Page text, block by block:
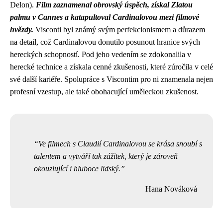
Delon). Film zaznamenal obrovský úspěch, získal Zlatou
palmu v Cannes a katapultoval Cardinalovou mezi filmové
hvězdy. Visconti byl známý svým perfekcionismem a důrazem
na detail, což Cardinalovou donutilo posunout hranice svých
hereckých schopností. Pod jeho vedením se zdokonalila v
herecké technice a získala cenné zkušenosti, které zúročila v celé
své další kariéře. Spolupráce s Viscontim pro ni znamenala nejen
profesní vzestup, ale také obohacující uměleckou zkušenost.
Ve filmech s Claudií Cardinalovou se krása snoubí s
talentem a vytváří tak zážitek, který je zároveň
okouzlující i hluboce lidský.
Hana Nováková